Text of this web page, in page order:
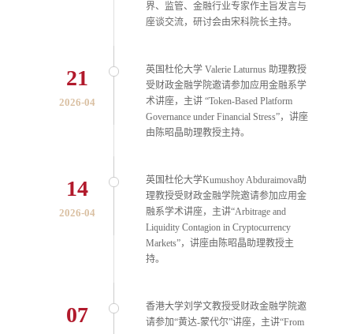
界、监管、金融行业专家作主旨发言与
座谈交流，研讨会由宋科院长主持。
21
2026-04
英国杜伦大学 Valerie Laturnus 助理教授
受财政金融学院邀请参加应用金融系学
术讲座，主讲 “Token-Based Platform
Governance under Financial Stress”，讲座
由陈昭晶助理教授主持。
14
2026-04
英国杜伦大学Kumushoy Abduraimova助
理教授受财政金融学院邀请参加应用金
融系学术讲座，主讲“Arbitrage and
Liquidity Contagion in Cryptocurrency
Markets”，讲座由陈昭晶助理教授主
持。
07
香港大学刘学文教授受财政金融学院邀
请参加“黄达-蒙代尔”讲座，主讲“From